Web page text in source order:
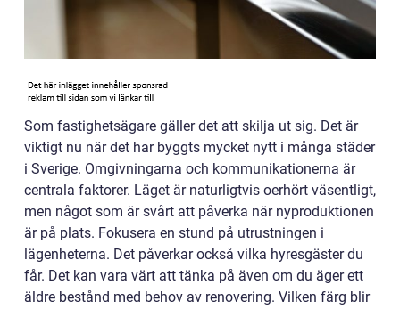
Som fastighetsägare gäller det att skilja ut sig. Det är
viktigt nu när det har byggts mycket nytt i många städer
i Sverige. Omgivningarna och kommunikationerna är
centrala faktorer. Läget är naturligtvis oerhört väsentligt,
men något som är svårt att påverka när nyproduktionen
är på plats. Fokusera en stund på utrustningen i
lägenheterna. Det påverkar också vilka hyresgäster du
får. Det kan vara värt att tänka på även om du äger ett
äldre bestånd med behov av renovering. Vilken färg blir